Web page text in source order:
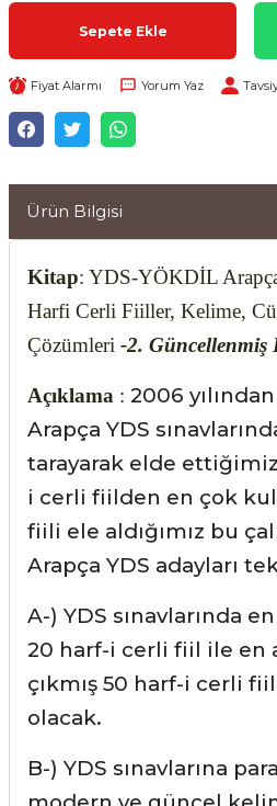
Sepete Ekle
Fiyat Alarmı Yorum Yaz
Ürün Bilgisi
Kitap: YDS-YÖKDİL
Harfi Cerli Fiiller, Kelime,
Çözümleri -2. Güncellenmiş
Açıklama : 2006
Arapça YDS
tarayarak elde ettiğimiz
i cerli fiilden en çok
fiili ele aldığımız bu
Arapça YDS adayları
A-) YDS sınavlarında
20 harf-i cerli fiil ile en
çıkmış 50 harf-i cerli
olacak.
B-) YDS sınavlarına